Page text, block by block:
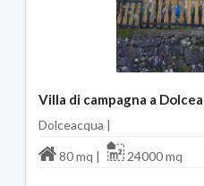
Villa di campagna a
Dolceacqua |
80 mq | 24000 mq